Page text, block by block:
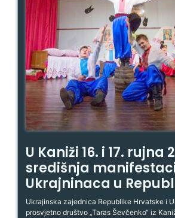
U Kaniži 16. i 17. rujna
središnja
Ukrajninaca u
Hrvatskoj
Ukrajinska zajednica Republike Hrvatske i
prosvjetno društvo „Taras Ševčenko“ iz